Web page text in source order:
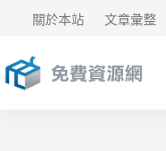
要
內
關於本站 文章彙整